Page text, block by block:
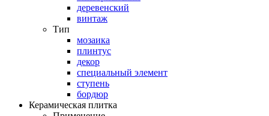
деревенский
винтаж
Тип
мозаика
плинтус
декор
специальный элемент
ступень
бордюр
Керамическая плитка